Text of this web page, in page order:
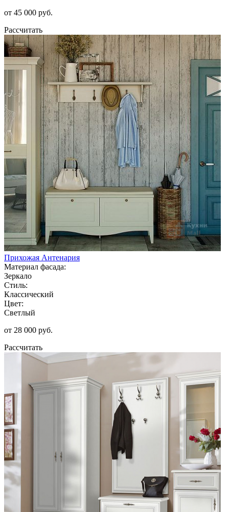
от 45 000 руб.
Рассчитать
Прихожая Антенария
Материал фасада:
Зеркало
Стиль:
Классический
Цвет:
Светлый
от 28 000 руб.
Рассчитать